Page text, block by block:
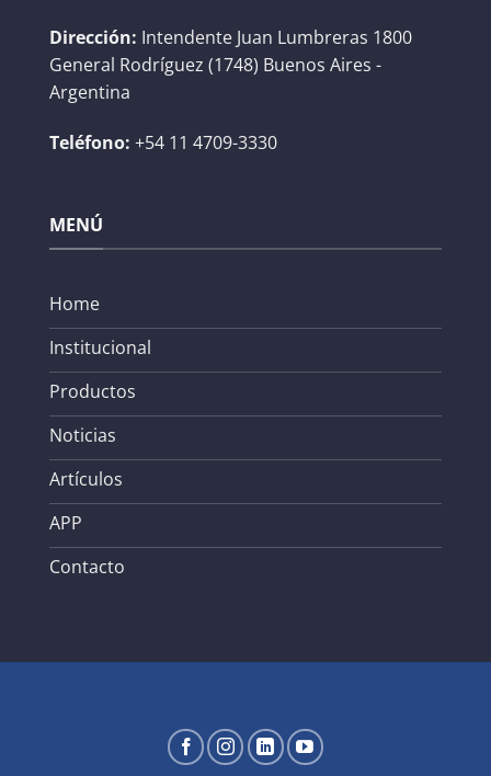
Dirección: Intendente Juan Lumbreras 1800
General Rodríguez (1748) Buenos Aires -
Argentina
Teléfono: +54 11 4709-3330
MENÚ
Home
Institucional
Productos
Noticias
Artículos
APP
Contacto